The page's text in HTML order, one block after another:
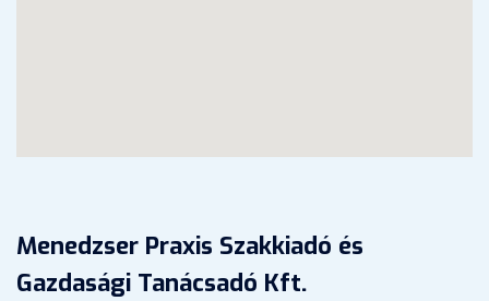
Menedzser Praxis Szakkiadó és
Gazdasági Tanácsadó Kft.